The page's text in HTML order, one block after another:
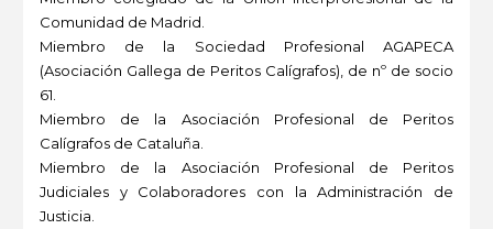
Comunidad de Madrid.
Miembro de la Sociedad Profesional AGAPECA
(Asociación Gallega de Peritos Calígrafos), de nº de socio
61.
Miembro de la Asociación Profesional de Peritos
Calígrafos de Cataluña.
Miembro de la Asociación Profesional de Peritos
Judiciales y Colaboradores con la Administración de
Justicia.